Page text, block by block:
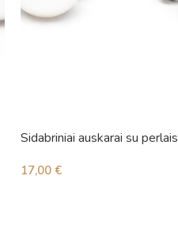
Sidabriniai auskarai su perlais
17,00 €